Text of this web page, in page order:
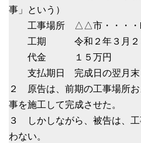
事」という）
工事場所 △△市・・・・
工期 令和２年３月２６
代金 １５万円
支払期日 完成日の翌月末
２ 原告は、前期の工事場所
事を施工して完成させた。
３ しかしながら、被告は、
わない。